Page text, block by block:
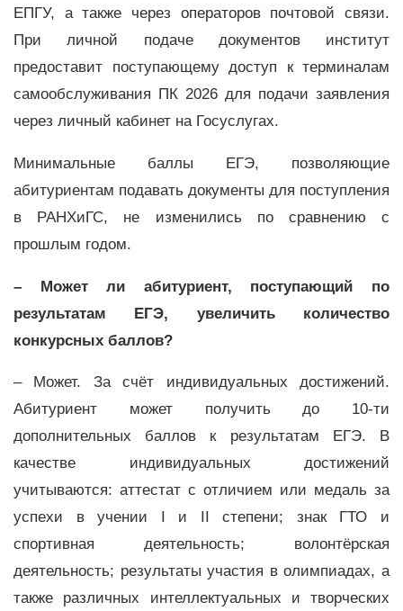
ЕПГУ, а также через операторов почтовой связи.
При личной подаче документов институт
предоставит поступающему доступ к терминалам
самообслуживания ПК 2026 для подачи заявления
через личный кабинет на Госуслугах.
Минимальные баллы ЕГЭ, позволяющие
абитуриентам подавать документы для поступления
в РАНХиГС, не изменились по сравнению с
прошлым годом.
– Может ли абитуриент, поступающий по
результатам ЕГЭ, увеличить количество
конкурсных баллов?
– Может. За счёт индивидуальных достижений.
Абитуриент может получить до 10-ти
дополнительных баллов к результатам ЕГЭ. В
качестве индивидуальных достижений
учитываются: аттестат с отличием или медаль за
успехи в учении I и II степени; знак ГТО и
спортивная деятельность; волонтёрская
деятельность; результаты участия в олимпиадах, а
также различных интеллектуальных и творческих